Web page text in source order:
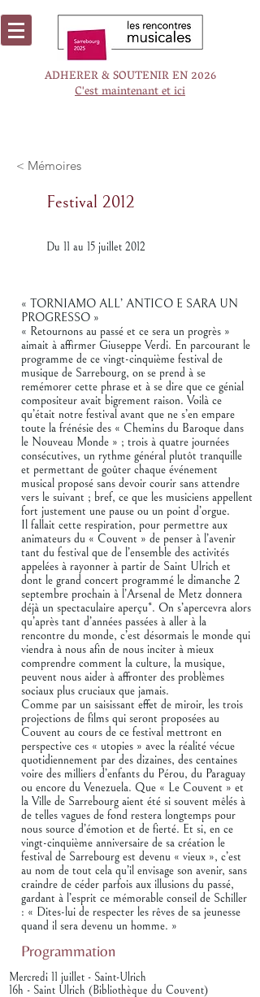
ADHERER & SOUTENIR EN 2026
C'est maintenant et ici
< Mémoires
Festival 2012
Du 11 au 15 juillet 2012
Programmation
Mercredi 11 juillet - Saint-Ulrich
16h - Saint Ulrich (Bibliothèque du Couvent)
« TORNIAMO ALL’ ANTICO E SARA UN
PROGRESSO »
« Retournons au passé et ce sera un progrès »
aimait à affirmer Giuseppe Verdi. En parcourant le
programme de ce vingt-cinquième festival de
musique de Sarrebourg, on se prend à se
remémorer cette phrase et à se dire que ce génial
compositeur avait bigrement raison. Voilà ce
qu’était notre festival avant que ne s’en empare
toute la frénésie des « Chemins du Baroque dans
le Nouveau Monde » ; trois à quatre journées
consécutives, un rythme général plutôt tranquille
et permettant de goûter chaque événement
musical proposé sans devoir courir sans attendre
vers le suivant ; bref, ce que les musiciens appellent
fort justement une pause ou un point d’orgue.
Il fallait cette respiration, pour permettre aux
animateurs du « Couvent » de penser à l’avenir
tant du festival que de l’ensemble des activités
appelées à rayonner à partir de Saint Ulrich et
dont le grand concert programmé le dimanche 2
septembre prochain à l’Arsenal de Metz donnera
déjà un spectaculaire aperçu*. On s’apercevra alors
qu’après tant d’années passées à aller à la
rencontre du monde, c’est désormais le monde qui
viendra à nous afin de nous inciter à mieux
comprendre comment la culture, la musique,
peuvent nous aider à affronter des problèmes
sociaux plus cruciaux que jamais.
Comme par un saisissant effet de miroir, les trois
projections de films qui seront proposées au
Couvent au cours de ce festival mettront en
perspective ces « utopies » avec la réalité vécue
quotidiennement par des dizaines, des centaines
voire des milliers d’enfants du Pérou, du Paraguay
ou encore du Venezuela. Que « Le Couvent » et
la Ville de Sarrebourg aient été si souvent mêlés à
de telles vagues de fond restera longtemps pour
nous source d’émotion et de fierté. Et si, en ce
vingt-cinquième anniversaire de sa création le
festival de Sarrebourg est devenu « vieux », c’est
au nom de tout cela qu’il envisage son avenir, sans
craindre de céder parfois aux illusions du passé,
gardant à l’esprit ce mémorable conseil de Schiller
: « Dites-lui de respecter les rêves de sa jeunesse
quand il sera devenu un homme. »